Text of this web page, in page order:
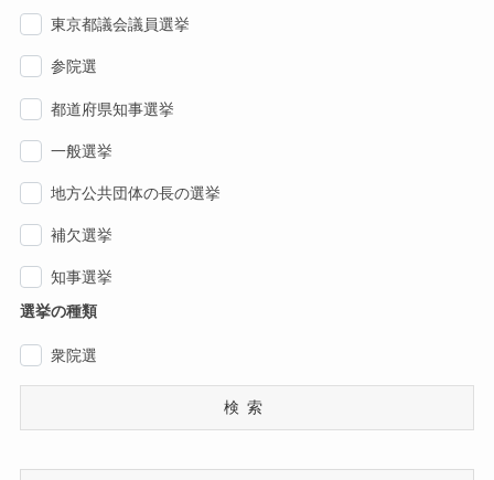
東京都議会議員選挙
参院選
都道府県知事選挙
一般選挙
地方公共団体の長の選挙
補欠選挙
知事選挙
選挙の種類
衆院選
検索